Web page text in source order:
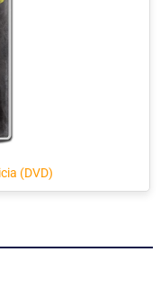
(DVD)